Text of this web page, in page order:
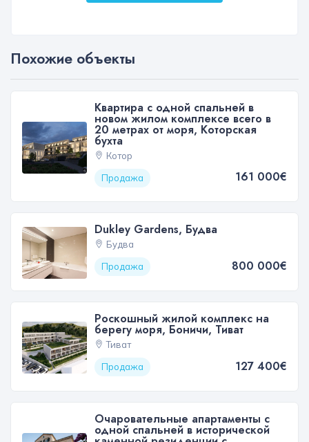
Похожие объекты
Квартира с одной спальней в
новом жилом комплексе всего в
20 метрах от моря, Которская
бухта
Котор
Продажа
161 000€
Dukley Gardens, Будва
Будва
Продажа
800 000€
Роскошный жилой комплекс на
берегу моря, Боничи, Тиват
Тиват
Продажа
127 400€
Очаровательные апартаменты с
одной спальней в исторической